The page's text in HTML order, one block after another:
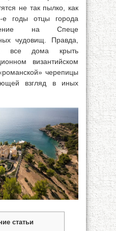
не так пылко, как
годы отцы города
на Спеце
чудовищ. Правда,
все дома крыть
византийском
черепицы
взгляд в иных
статьи